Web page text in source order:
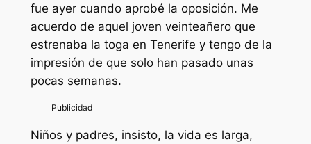
fue ayer cuando aprobé la oposición. Me
acuerdo de aquel joven veinteañero que
estrenaba la toga en Tenerife y tengo de la
impresión de que solo han pasado unas
pocas semanas.
Niños y padres, insisto, la vida es larga,